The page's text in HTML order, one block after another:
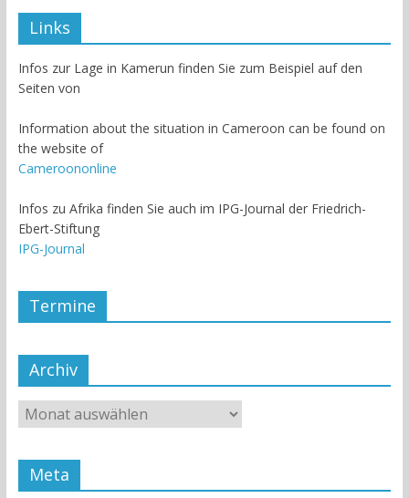
Links
Infos zur Lage in Kamerun finden Sie zum Beispiel auf den
Seiten von
Information about the situation in Cameroon can be found on
the website of
Cameroononline
Infos zu Afrika finden Sie auch im IPG-Journal der Friedrich-
Ebert-Stiftung
IPG-Journal
Termine
Archiv
Meta